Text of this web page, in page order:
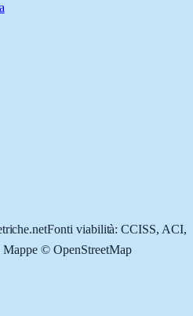
Fonti viabilità: CCISS, ACI,
© OpenStreetMap